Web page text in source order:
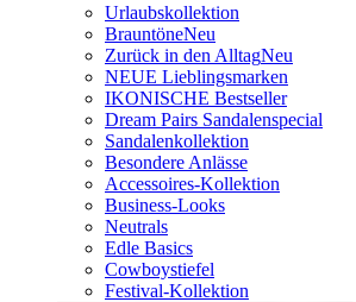
Urlaubskollektion
BrauntöneNeu
Zurück in den AlltagNeu
NEUE Lieblingsmarken
IKONISCHE Bestseller
Dream Pairs Sandalenspecial
Sandalenkollektion
Besondere Anlässe
Accessoires-Kollektion
Business-Looks
Neutrals
Edle Basics
Cowboystiefel
Festival-Kollektion